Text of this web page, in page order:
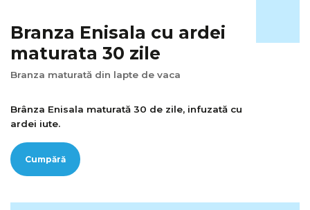
Branza Enisala cu ardei
maturata 30 zile
Branza maturată din lapte de vaca
Brânza Enisala maturată 30 de zile, infuzată cu
ardei iute.
Cumpără